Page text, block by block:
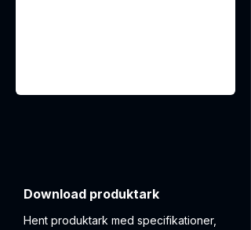
Download produktark
Hent produktark med specifikationer,